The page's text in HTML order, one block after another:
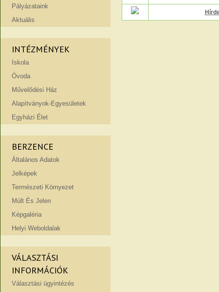
Pályázataink
Aktuális
INTÉZMÉNYEK
Iskola
Óvoda
Művelődési Ház
Alapítványok-Egyesületek
Egyházi Élet
BERZENCE
Általános Adatok
Jelképek
Természeti Környezet
Múlt És Jelen
Képgaléria
Helyi Weboldalak
VÁLASZTÁSI
INFORMÁCIÓK
Választási ügyintézés